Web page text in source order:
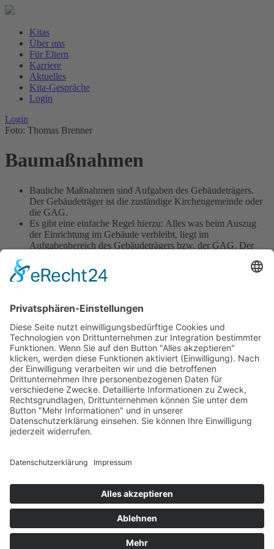
Kitas
Über uns
Für Eltern
Karriere
Aktuelles
Kita-Gespräche
Login
Login
Foto: Thomas Brenner
Baumaßnahmen
Bauliche Maßnahmen sind Aufgaben des Gebäudeträgers.
Der Gebäudeträger ist die zuständige Kirchengemeinde oder
die GAG.
Es gibt eine einfache Regel hierzu: Alles was beim Auszug
der Einrichtung im Gebäude verbleibt, liegt im
Aufgabenbereich des Gebäudeträgers bzw. der GAG. Der
Angebote für bauliche Maßnahmen einzuholen, ist nicht die
Aufgabe der Leitungskräfte in den Kitas.
Zurück
Kitas
Übersicht
Über uns
Struktur
Team
Kita-Gespräche
Ausbildung
Aktuelles